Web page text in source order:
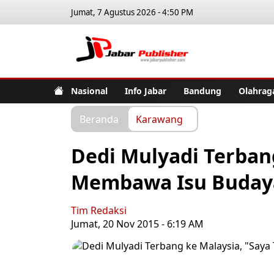
Jumat, 7 Agustus 2026 - 4:50 PM
Nasional Info Jabar Bandung
Beranda Karawang
Dedi Mulyadi
Membawa Isu
Tim Redaksi
Jumat, 20 Nov 2015 - 6:19 AM